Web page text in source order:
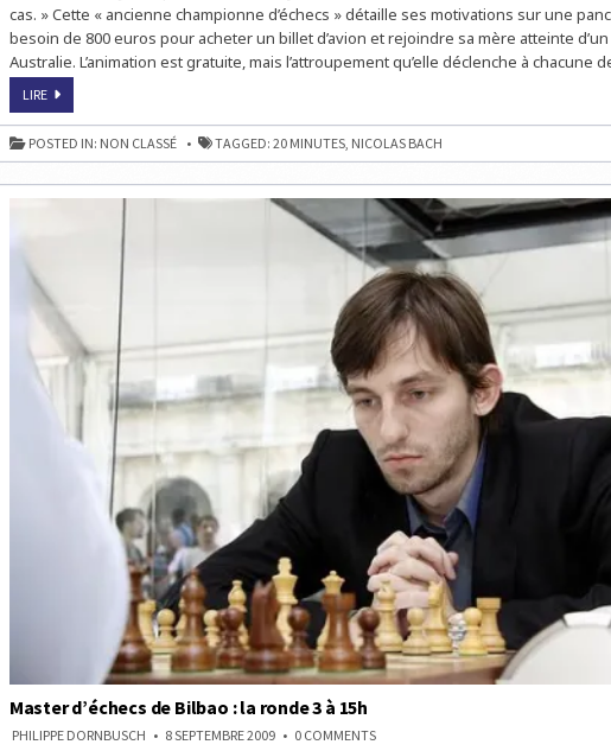
cas. » Cette « ancienne championne d’échecs » détaille ses motivations sur une
besoin de 800 euros pour acheter un billet d’avion et rejoindre sa mère atteinte
Australie. L’animation est gratuite, mais l’attroupement qu’elle déclenche à chacune
LIREPARTIES
CONTRE
BILLET
D’AVION
POUR
POSTED IN: NON CLASSÉ TAGGED: 20 MINUTES, NICOLAS BACH
Master d’échecs de Bilbao : la ronde 3 à 15h
PHILIPPE DORNBUSCH 8 SEPTEMBRE 2009 0 COMMENTSON